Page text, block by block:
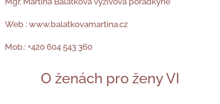
Web : www.balatkovamartina.cz
Mob.: +420 604 543 360
O ženách pro ženy VI